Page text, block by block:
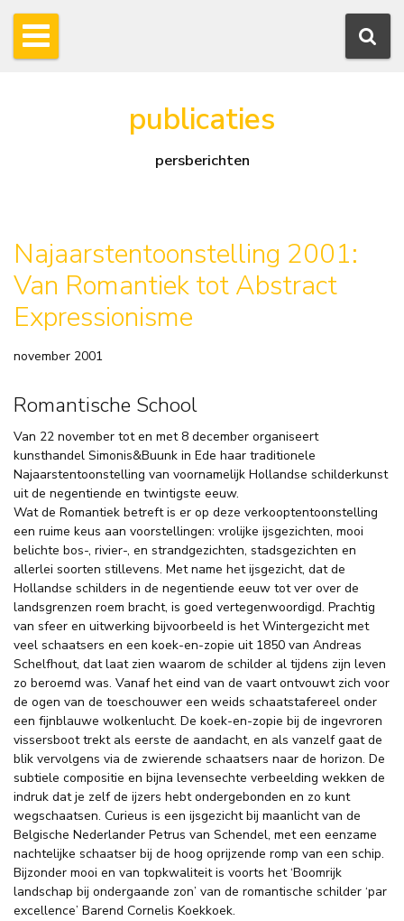
publicaties
persberichten
Najaarstentoonstelling 2001:
Van Romantiek tot Abstract
Expressionisme
november 2001
Romantische School
Van 22 november tot en met 8 december organiseert
kunsthandel Simonis&Buunk in Ede haar traditionele
Najaarstentoonstelling van voornamelijk Hollandse schilderkunst
uit de negentiende en twintigste eeuw.
Wat de Romantiek betreft is er op deze verkooptentoonstelling
een ruime keus aan voorstellingen: vrolijke ijsgezichten, mooi
belichte bos-, rivier-, en strandgezichten, stadsgezichten en
allerlei soorten stillevens. Met name het ijsgezicht, dat de
Hollandse schilders in de negentiende eeuw tot ver over de
landsgrenzen roem bracht, is goed vertegenwoordigd. Prachtig
van sfeer en uitwerking bijvoorbeeld is het Wintergezicht met
veel schaatsers en een koek-en-zopie uit 1850 van Andreas
Schelfhout, dat laat zien waarom de schilder al tijdens zijn leven
zo beroemd was. Vanaf het eind van de vaart ontvouwt zich voor
de ogen van de toeschouwer een weids schaatstafereel onder
een fijnblauwe wolkenlucht. De koek-en-zopie bij de ingevroren
vissersboot trekt als eerste de aandacht, en als vanzelf gaat de
blik vervolgens via de zwierende schaatsers naar de horizon. De
subtiele compositie en bijna levensechte verbeelding wekken de
indruk dat je zelf de ijzers hebt ondergebonden en zo kunt
wegschaatsen. Curieus is een ijsgezicht bij maanlicht van de
Belgische Nederlander Petrus van Schendel, met een eenzame
nachtelijke schaatser bij de hoog oprijzende romp van een schip.
Bijzonder mooi en van topkwaliteit is voorts het ‘Boomrijk
landschap bij ondergaande zon’ van de romantische schilder ‘par
excellence’ Barend Cornelis Koekkoek.